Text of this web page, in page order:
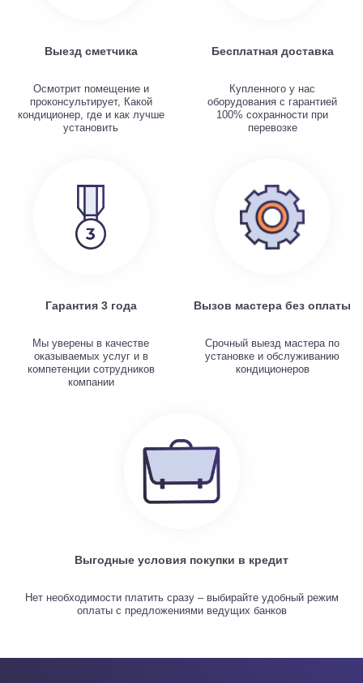
Выезд сметчика
Осмотрит помещение и
проконсультирует, Какой
кондиционер, где и как лучше
установить
Бесплатная доставка
Купленного у нас
оборудования с гарантией
100% сохранности при
перевозке
Гарантия 3 года
Мы уверены в качестве
оказываемых услуг и в
компетенции сотрудников
компании
Вызов мастера без оплаты
Срочный выезд мастера по
установке и обслуживанию
кондиционеров
Выгодные условия покупки в кредит
Нет необходимости платить сразу – выбирайте удобный режим
оплаты с предложениями ведущих банков